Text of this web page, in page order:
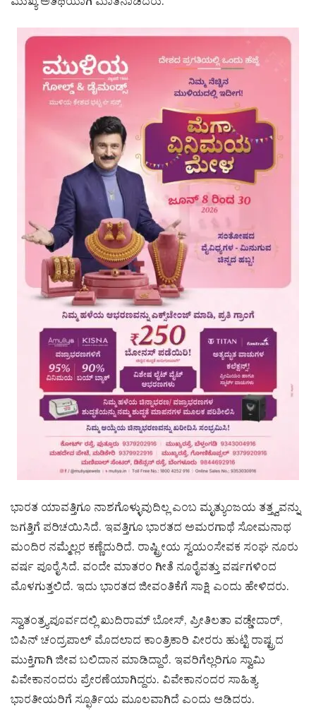
ಭಾರತ ಯಾವತ್ತಿಗೂ ನಾಶಗೊಳ್ಳುವುದಿಲ್ಲ ಎಂಬ ಮೃತ್ಯುಂಜಯ ತತ್ತ್ವವನ್ನು
ಜಗತ್ತಿಗೆ ಪರಿಚಯಿಸಿದೆ. ಇವತ್ತಿಗೂ ಭಾರತದ ಅಮರಗಾಥೆ ಸೋಮನಾಥ
ಮಂದಿರ ನಮ್ಮೆಲ್ಲರ ಕಣ್ಣೆದುರಿದೆ. ರಾಷ್ಟ್ರೀಯ ಸ್ವಯಂಸೇವಕ ಸಂಘ ನೂರು
ವರ್ಷ ಪೂರೈಸಿದೆ. ವಂದೇ ಮಾತರಂ ಗೀತೆ ನೂರೈವತ್ತು ವರ್ಷಗಳಿಂದ
ಮೊಳಗುತ್ತಲಿದೆ. ಇದು ಭಾರತದ ಜೀವಂತಿಕೆಗೆ ಸಾಕ್ಷಿ ಎಂದು ಹೇಳಿದರು.
ಸ್ವಾತಂತ್ರ್ಯಪೂರ್ವದಲ್ಲಿ ಖುದಿರಾಮ್ ಬೋಸ್, ಪ್ರೀತಿಲತಾ ವಡ್ಡೇದಾರ್,
ಬಿಪಿನ್ ಚಂದ್ರಪಾಲ್ ಮೊದಲಾದ ಕಾಂತ್ರಿಕಾರಿ ವೀರರು ಹುಟ್ಟಿ ರಾಷ್ಟ್ರದ
ಮುಕ್ತಿಗಾಗಿ ಜೀವ ಬಲಿದಾನ ಮಾಡಿದ್ದಾರೆ. ಇವರಿಗೆಲ್ಲರಿಗೂ ಸ್ವಾಮಿ
ವಿವೇಕಾನಂದರು ಪ್ರೇರಣೆಯಾಗಿದ್ದರು. ವಿವೇಕಾನಂದರ ಸಾಹಿತ್ಯ
ಭಾರತೀಯರಿಗೆ ಸ್ಫೂರ್ತಿಯ ಮೂಲವಾಗಿದೆ ಎಂದು ಆಡಿದರು.